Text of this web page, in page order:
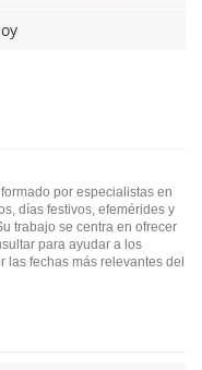
por especialistas en
días festivos, efemérides y
trabajo se centra en ofrecer
para ayudar a los
fechas más relevantes del